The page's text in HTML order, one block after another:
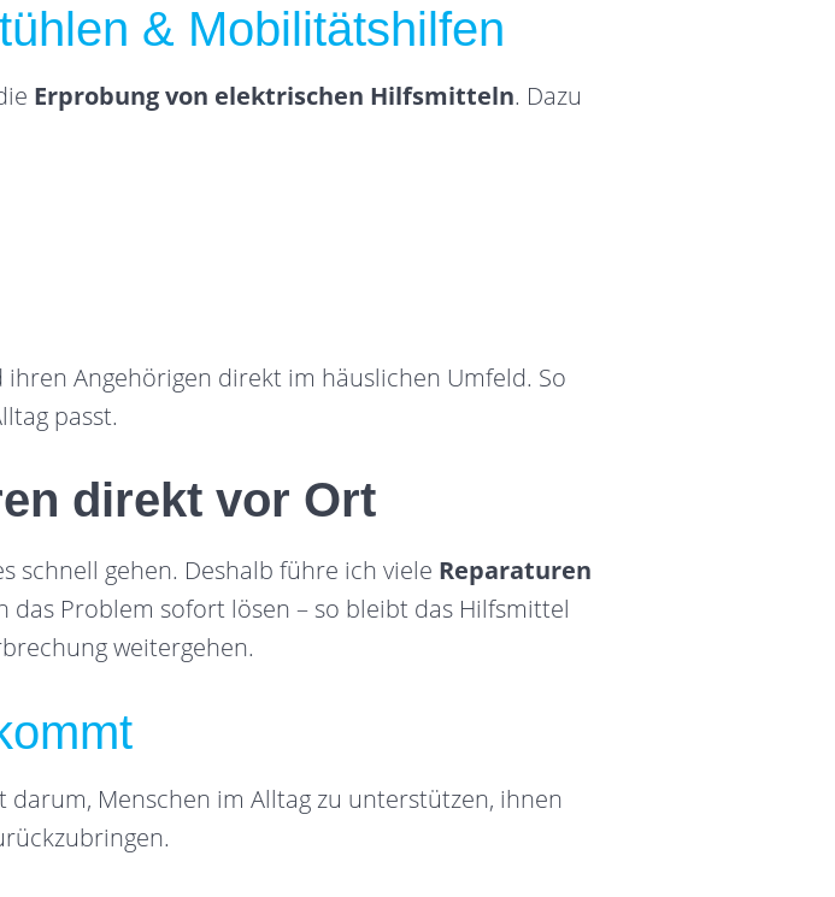
& Mobilitätshilfen
Erprobung von elektrischen Hilfsmitteln. Dazu
Angehörigen direkt im häuslichen Umfeld. So
passt.
direkt vor Ort
gehen. Deshalb führe ich viele Reparaturen
das Problem sofort lösen – so bleibt das Hilfsmittel
weitergehen.
darum, Menschen im Alltag zu unterstützen, ihnen